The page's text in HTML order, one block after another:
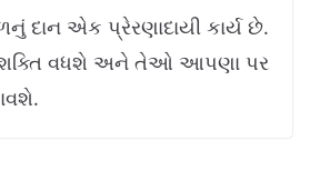
એક પ્રેરણાદાયી કાર્ય છે.
શક્તિ વધશે અને તેઓ આપણા પર